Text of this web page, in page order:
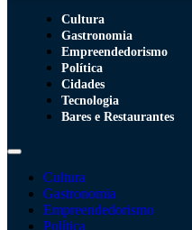
Cultura
Gastronomia
Empreendedorismo
Política
Cidades
Tecnologia
Bares e Restaurantes
Cultura
Gastronomia
Empreendedorismo
Política